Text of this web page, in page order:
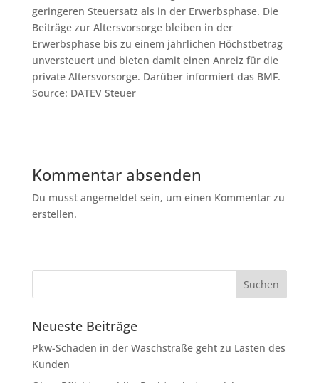
geringeren Steuersatz als in der Erwerbsphase. Die
Beiträge zur Altersvorsorge bleiben in der
Erwerbsphase bis zu einem jährlichen Höchstbetrag
unversteuert und bieten damit einen Anreiz für die
private Altersvorsorge. Darüber informiert das BMF.
Source: DATEV Steuer
Kommentar absenden
Du musst angemeldet sein, um einen Kommentar zu
erstellen.
Neueste Beiträge
Pkw-Schaden in der Waschstraße geht zu Lasten des
Kunden